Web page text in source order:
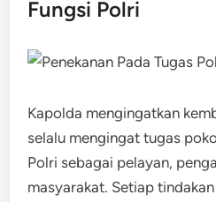
Fungsi Polri
Kapolda mengingatkan
selalu mengingat tugas
Polri sebagai pelayan,
masyarakat. Setiap